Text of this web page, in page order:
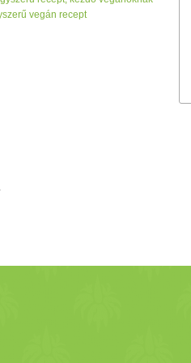
–növényi pástétom
vegán recept